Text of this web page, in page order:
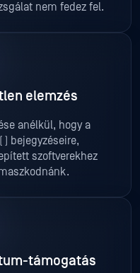
nem fedez fel.
elemzés
anélkül, hogy a
) bejegyzéseire,
szoftverekhez
támogatás